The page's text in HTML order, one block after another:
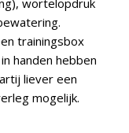
wortelopdruk
trainingsbox
handen hebben
liever een
mogelijk.